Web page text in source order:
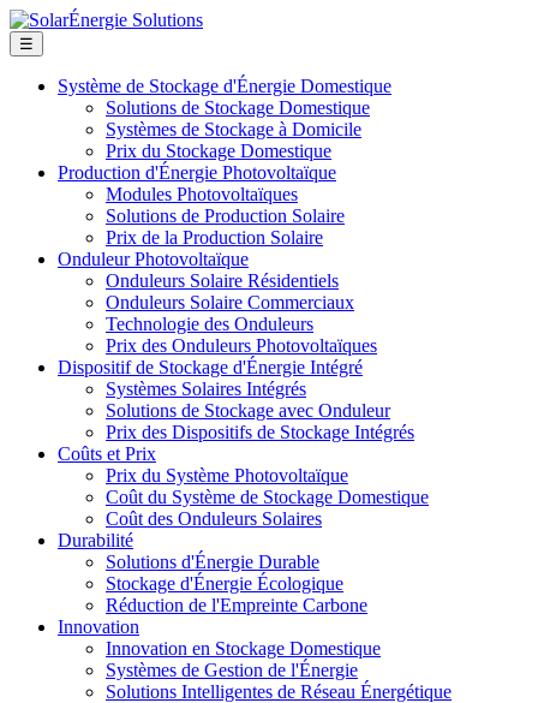
☰
Système de Stockage d'Énergie Domestique
Solutions de Stockage Domestique
Systèmes de Stockage à Domicile
Prix du Stockage Domestique
Production d'Énergie Photovoltaïque
Modules Photovoltaïques
Solutions de Production Solaire
Prix de la Production Solaire
Onduleur Photovoltaïque
Onduleurs Solaire Résidentiels
Onduleurs Solaire Commerciaux
Technologie des Onduleurs
Prix des Onduleurs Photovoltaïques
Dispositif de Stockage d'Énergie Intégré
Systèmes Solaires Intégrés
Solutions de Stockage avec Onduleur
Prix des Dispositifs de Stockage Intégrés
Coûts et Prix
Prix du Système Photovoltaïque
Coût du Système de Stockage Domestique
Coût des Onduleurs Solaires
Durabilité
Solutions d'Énergie Durable
Stockage d'Énergie Écologique
Réduction de l'Empreinte Carbone
Innovation
Innovation en Stockage Domestique
Systèmes de Gestion de l'Énergie
Solutions Intelligentes de Réseau Énergétique